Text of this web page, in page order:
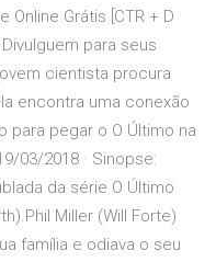
Grátis [CTR + D
para seus
cientista procura
encontra uma conexão
pegar o O Último na
03/2018 · Sinopse:
da série O Último
Miller (Will Forte)
família e odiava o seu